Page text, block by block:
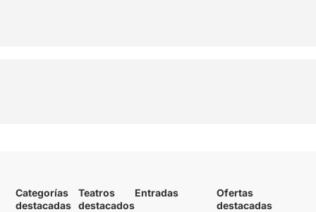
Categorías
destacadas
Teatros
destacados
Entradas
Ofertas
destacadas